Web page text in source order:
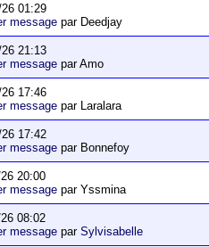
01:29
message par Deedjay
21:13
message par Amo
17:46
message par Laralara
17:42
message par Bonnefoy
20:00
message par Yssmina
08:02
message parSylvisabelle